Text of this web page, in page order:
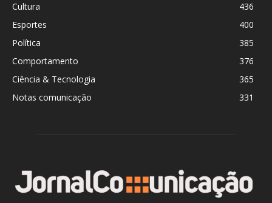
Cultura
436
Esportes
400
Política
385
Comportamento
376
Ciência & Tecnologia
365
Notas comunicação
331